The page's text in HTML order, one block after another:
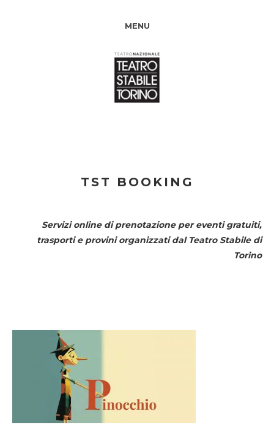
MENU
TST BOOKING
Servizi online di prenotazione per eventi gratuiti,
trasporti e provini organizzati dal Teatro Stabile di
Torino